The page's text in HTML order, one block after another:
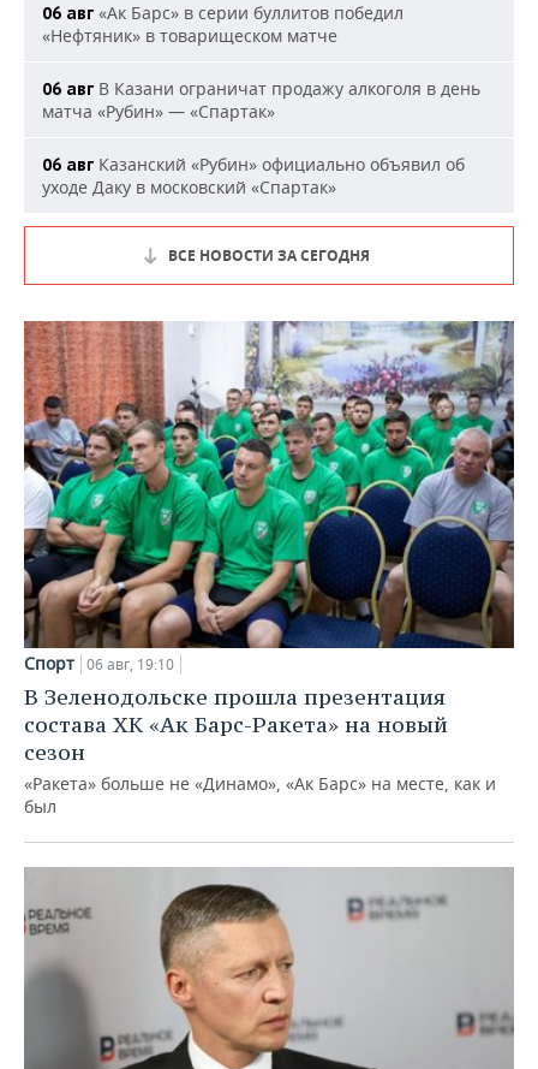
06 авг «Ак Барс» в серии буллитов победил
«Нефтяник» в товарищеском матче
06 авг В Казани ограничат продажу алкоголя в день
матча «Рубин» — «Спартак»
06 авг Казанский «Рубин» официально объявил об
уходе Даку в московский «Спартак»
ВСЕ НОВОСТИ ЗА СЕГОДНЯ
Спорт 06 авг, 19:10
В Зеленодольске прошла презентация
состава ХК «Ак Барс-Ракета» на новый
сезон
«Ракета» больше не «Динамо», «Ак Барс» на месте, как и
был